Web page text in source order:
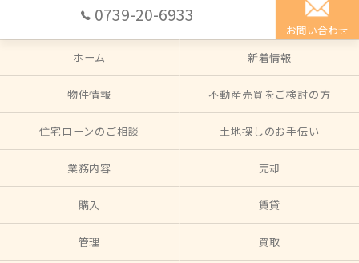
0739-20-6933
お問い合わせ
ホーム
新着情報
物件情報 不動産売買をご検討の方
住宅ローンのご相談 土地探しのお手伝い
業務内容 売却
購入 賃貸
管理 買取